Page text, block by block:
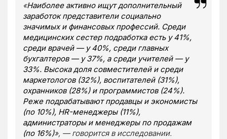
«Наиболее активно ищут дополнительный
заработок представители социально
значимых и финансовых профессий. Среди
медицинских сестер подработка есть у 41%,
среди врачей — у 40%, среди главных
бухгалтеров — у 37%, а среди учителей — у
33%. Высока доля совместителей и среди
маркетологов (32%), воспитателей (31%),
охранников (28%) и программистов (24%).
Реже подрабатывают продавцы и экономисты
(по 10%), HR-менеджеры (11%),
администраторы и менеджеры по продажам
(по 16%)», — говорится в исследовании.